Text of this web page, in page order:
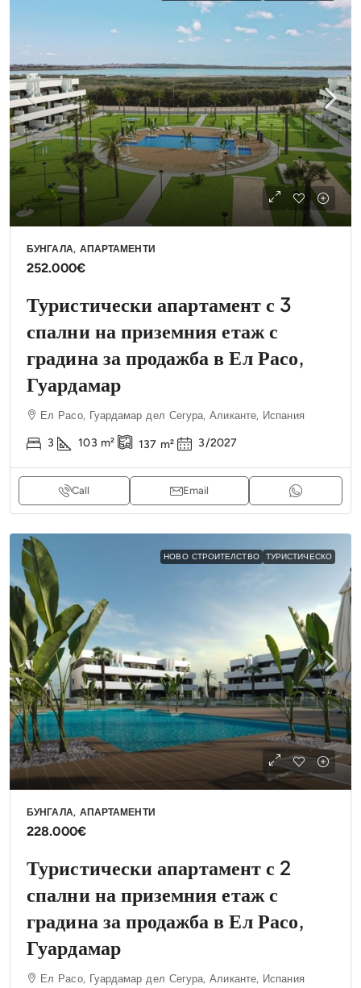
БУНГАЛА, АПАРТАМЕНТИ
252.000€
Туристически апартамент с 3
спални на приземния етаж с
градина за продажба в Ел Расо,
Гуардамар
Ел Расо, Гуардамар дел Сегура, Аликанте, Испания
3 103 m² 137 m² 3/2027
Call Email
НОВО СТРОИТЕЛСТВО ТУРИСТИЧЕСКО
БУНГАЛА, АПАРТАМЕНТИ
228.000€
Туристически апартамент с 2
спални на приземния етаж с
градина за продажба в Ел Расо,
Гуардамар
Ел Расо, Гуардамар дел Сегура, Аликанте, Испания